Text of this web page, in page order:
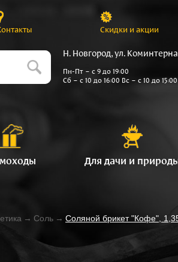
Скидки и акции
Н. Новгород, ул.
Пн-Пт – с 9 до 19:00
Сб – с 10 до 16:00 Вс – с 10 до 15:00
Для дачи и
→ Соль → Соляной брикет "Кофе",